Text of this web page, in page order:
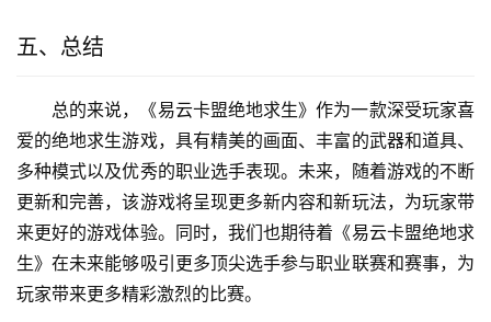
五、总结
总的来说，《易云卡盟绝地求生》作为一款深受玩家喜
爱的绝地求生游戏，具有精美的画面、丰富的武器和道具、
多种模式以及优秀的职业选手表现。未来，随着游戏的不断
更新和完善，该游戏将呈现更多新内容和新玩法，为玩家带
来更好的游戏体验。同时，我们也期待着《易云卡盟绝地求
生》在未来能够吸引更多顶尖选手参与职业联赛和赛事，为
玩家带来更多精彩激烈的比赛。